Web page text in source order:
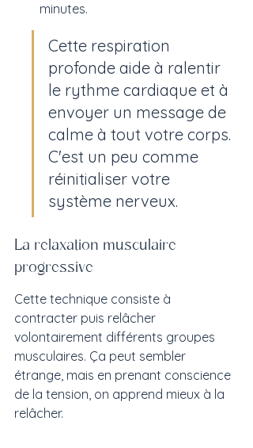
minutes.
Cette respiration
profonde aide à ralentir
le rythme cardiaque et à
envoyer un message de
calme à tout votre corps.
C'est un peu comme
réinitialiser votre
système nerveux.
La relaxation musculaire
progressive
Cette technique consiste à
contracter puis relâcher
volontairement différents groupes
musculaires. Ça peut sembler
étrange, mais en prenant conscience
de la tension, on apprend mieux à la
relâcher.